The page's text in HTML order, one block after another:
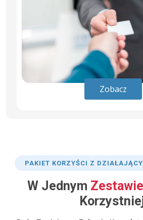
Zobacz
PAKIET KORZYŚCI Z
W Jednym Zestawie